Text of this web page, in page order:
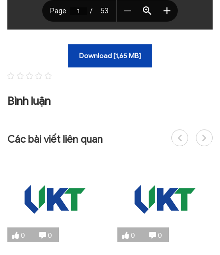
Download [1,65 MB]
Bình luận
Các bài viết liên quan
0 0 0 0